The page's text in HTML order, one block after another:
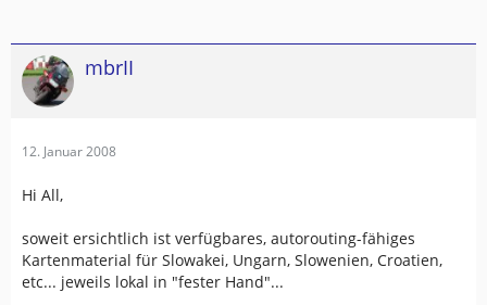
mbrII
12. Januar 2008
Hi All,
soweit ersichtlich ist verfügbares, autorouting-fähiges
Kartenmaterial für Slowakei, Ungarn, Slowenien, Croatien,
etc... jeweils lokal in "fester Hand"...